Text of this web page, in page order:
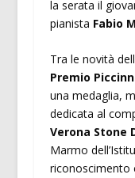
la serata il
pianista Fabio
Tra le novità
Premio
una medaglia,
dedicata al
Verona Stone
Marmo
riconoscimento